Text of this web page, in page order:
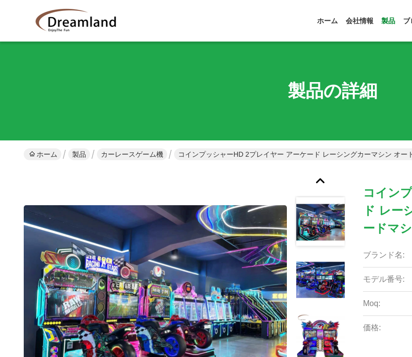
ホーム 会社情報 製品 ブ
製品の詳細
ホーム 製品 カーレースゲーム機 コインプッシャーHD 2プレイヤー アーケード レーシングカーマシン オー
コイン
ド レー
ードマ
ブランド名:
モデル番号:
Moq:
価格: